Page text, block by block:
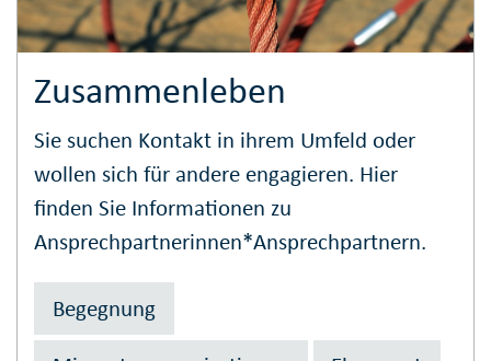
Zusammenleben
Sie suchen Kontakt in ihrem Umfeld oder
wollen sich für andere engagieren. Hier
finden Sie Informationen zu
Ansprechpartnerinnen*Ansprechpartnern.
Begegnung